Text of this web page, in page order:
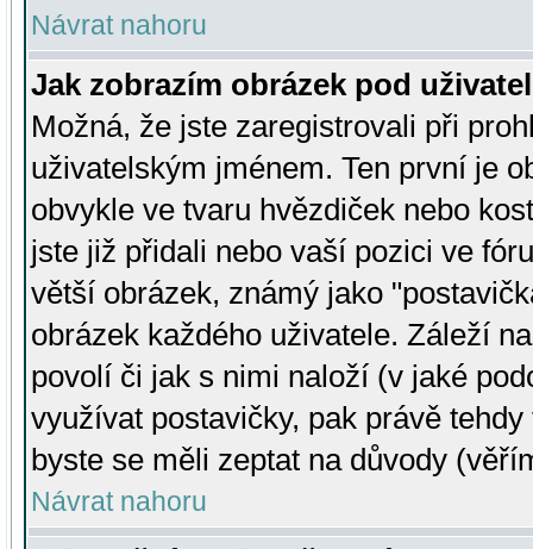
Návrat nahoru
Jak zobrazím obrázek pod
Možná, že jste zaregistrovali při
uživatelským jménem. Ten první je
obvykle ve tvaru hvězdiček nebo
jste již přidali nebo vaší pozici ve
větší obrázek, známý jako
obrázek každého uživatele. Záleží
povolí či jak s nimi naloží (v jaké
využívat postavičky, pak právě
byste se měli zeptat na důvody
Návrat nahoru